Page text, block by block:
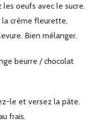
crème fleurette,
Bien mélanger.
frais.